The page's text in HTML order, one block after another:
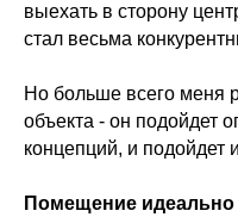
выехать в сторону
стал весьма
Но больше всего меня
объекта - он подойдет
концепций, и подойдет
Помещение идеально